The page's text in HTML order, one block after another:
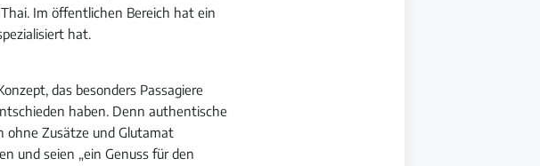
Im öffentlichen Bereich hat ein
hat.
das besonders Passagiere
haben. Denn authentische
ohne Zusätze und Glutamat
und seien „ein Genuss für den